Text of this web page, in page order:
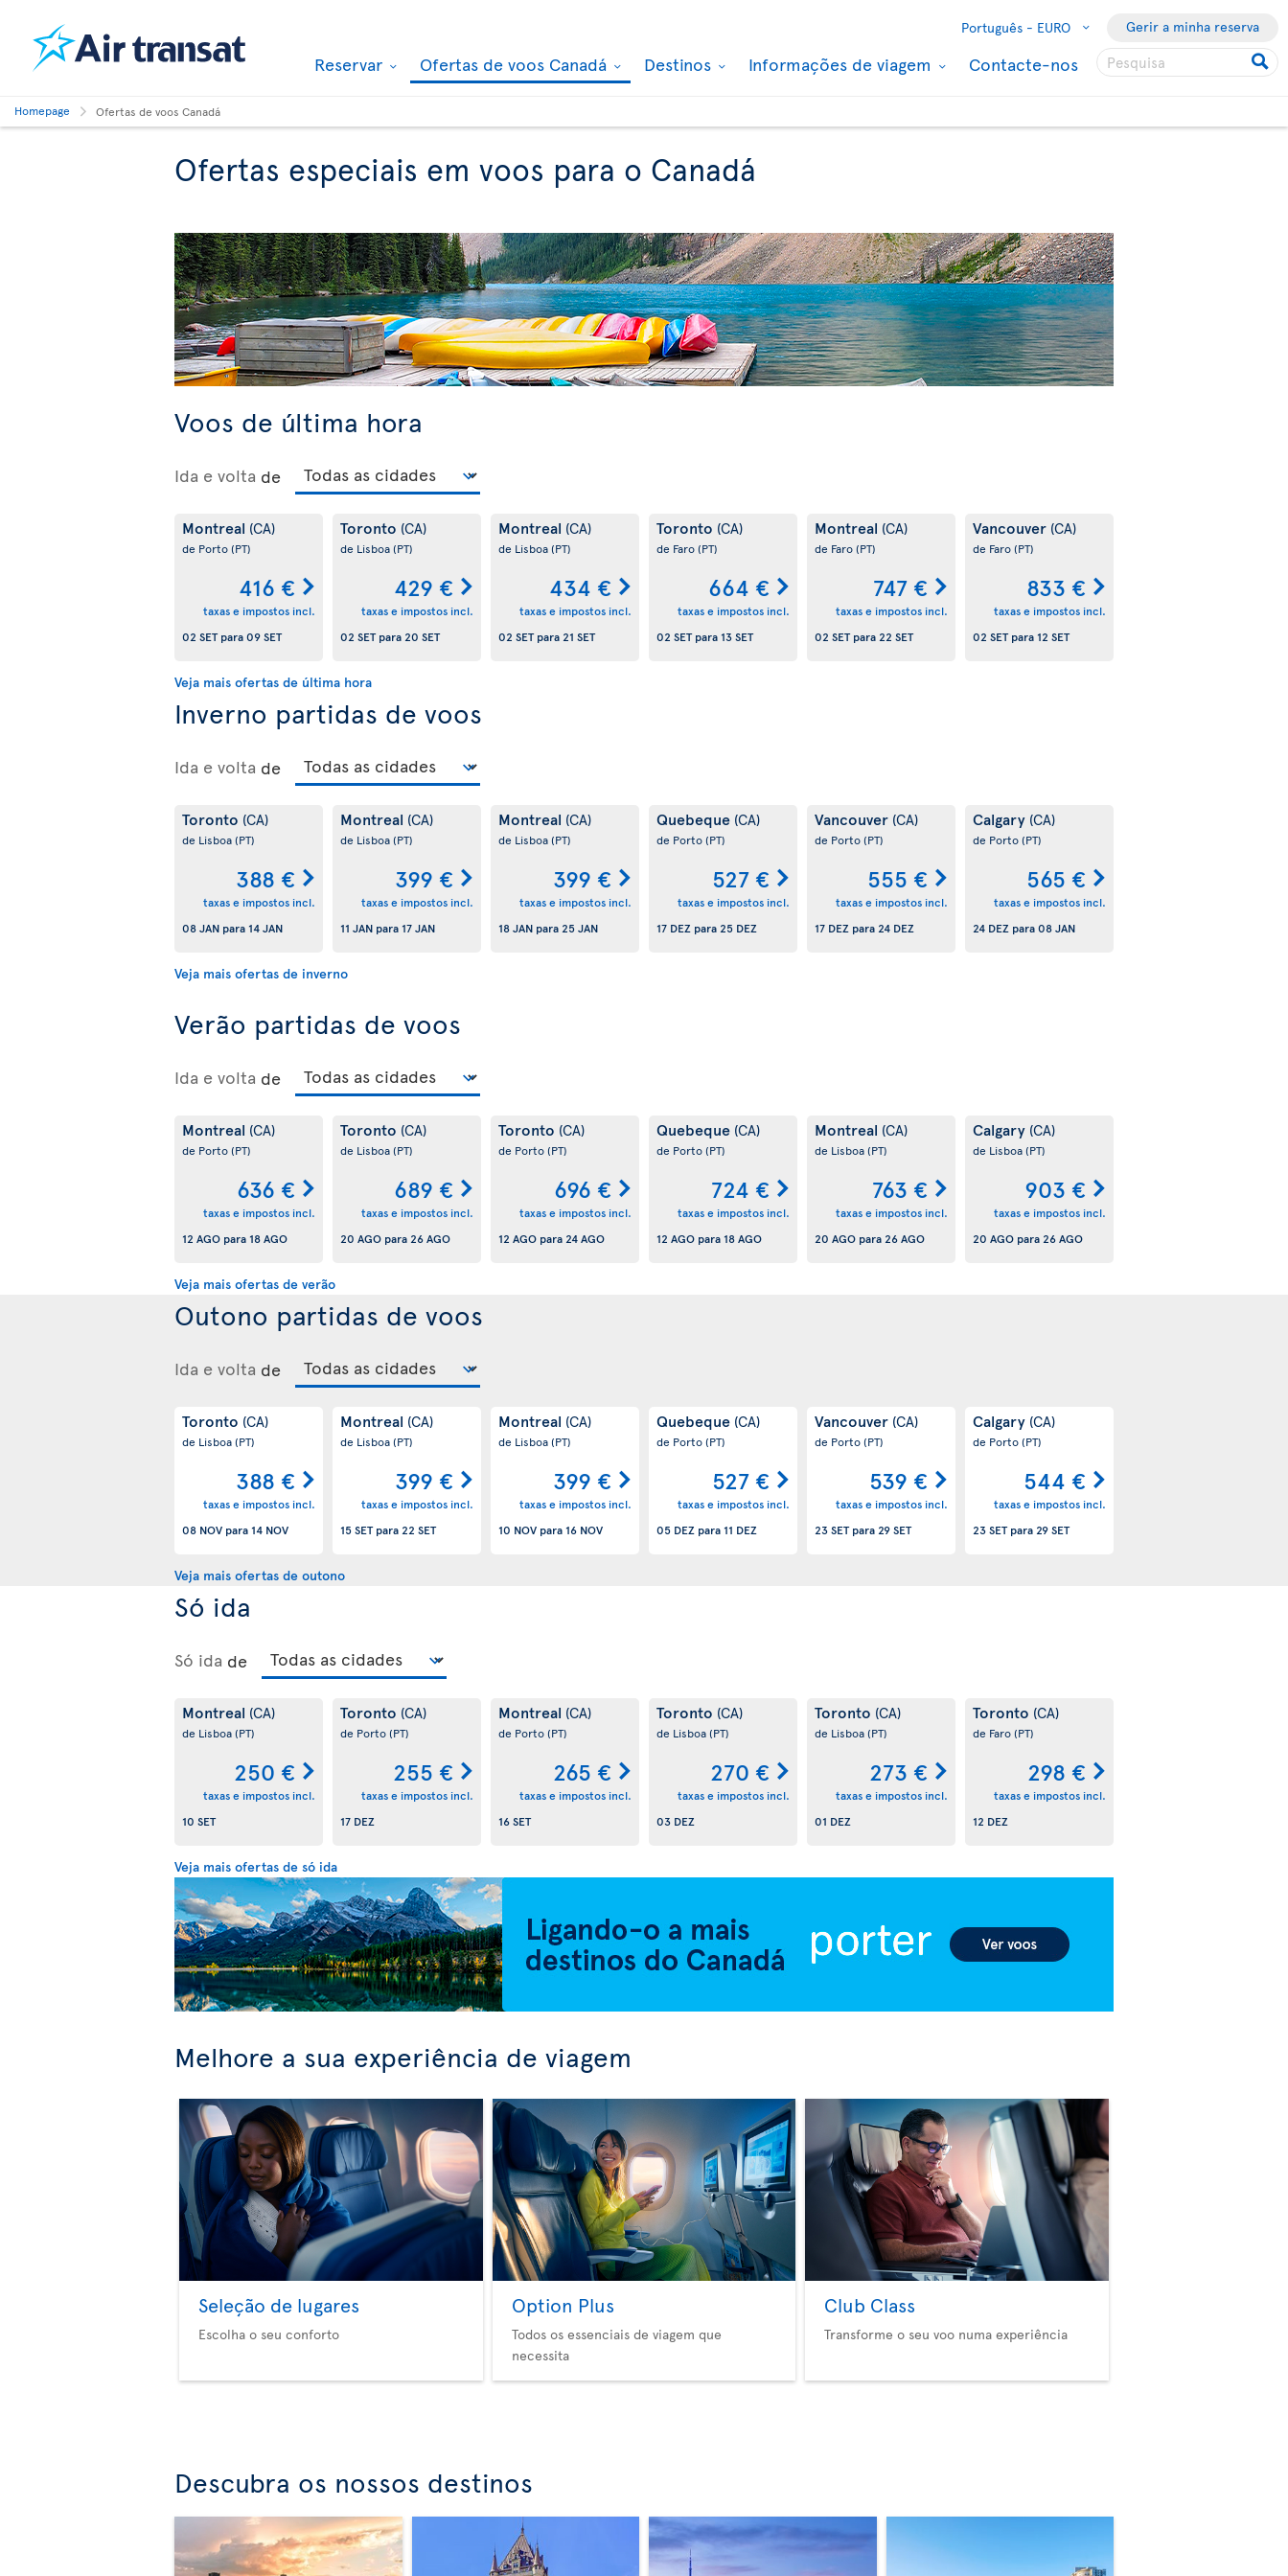
Português - EURO Gerir a minha reserva
Reservar Ofertas de voos Canadá Destinos Informações de viagem Contacte-nos
Homepage Ofertas de voos Canadá
Ofertas especiais em voos para o Canadá
Voos de última hora
Ida e volta de
Montreal (CA)
de Porto(PT)
416 €
taxas e impostos incl.
02 SETpara09 SET
Toronto (CA)
de Lisboa(PT)
429 €
taxas e impostos incl.
02 SETpara20 SET
Montreal (CA)
de Lisboa(PT)
434 €
taxas e impostos incl.
02 SETpara21 SET
Toronto (CA)
de Faro(PT)
664 €
taxas e impostos incl.
02 SETpara 13 SET
Montreal (CA)
de Faro(PT)
747 €
taxas e impostos incl.
02 SETpara22 SET
Vancouver (CA)
de Faro(PT)
833 €
taxas e impostos incl.
02 SETpara 12 SET
Veja mais ofertas de última hora
Inverno partidas de voos
Ida e volta de
Toronto (CA)
de Lisboa(PT)
388 €
taxas e impostos incl.
08 JAN para 14 JAN
Montreal (CA)
de Lisboa(PT)
399 €
taxas e impostos incl.
11 JANpara 17 JAN
Montreal (CA)
de Lisboa(PT)
399 €
taxas e impostos incl.
18 JANpara25 JAN
Quebeque (CA)
de Porto(PT)
527 €
taxas e impostos incl.
17 DEZpara25 DEZ
Vancouver (CA)
de Porto(PT)
555 €
taxas e impostos incl.
17 DEZpara24 DEZ
Calgary (CA)
de Porto(PT)
565 €
taxas e impostos incl.
24 DEZpara08 JAN
Veja mais ofertas de inverno
Verão partidas de voos
Ida e volta de
Montreal (CA)
de Porto(PT)
636 €
taxas e impostos incl.
12 AGO para 18 AGO
Toronto (CA)
de Lisboa(PT)
689 €
taxas e impostos incl.
20 AGOpara26 AGO
Toronto (CA)
de Porto(PT)
696 €
taxas e impostos incl.
12 AGOpara24 AGO
Quebeque (CA)
de Porto(PT)
724 €
taxas e impostos incl.
12 AGOpara 18 AGO
Montreal (CA)
de Lisboa(PT)
763 €
taxas e impostos incl.
20 AGOpara26 AGO
Calgary (CA)
de Lisboa(PT)
903 €
taxas e impostos incl.
20 AGOpara26 AGO
Veja mais ofertas de verão
Outono partidas de voos
Ida e volta de
Toronto (CA)
de Lisboa(PT)
388 €
taxas e impostos incl.
08 NOV para14 NOV
Montreal (CA)
de Lisboa(PT)
399 €
taxas e impostos incl.
15 SETpara22 SET
Montreal (CA)
de Lisboa(PT)
399 €
taxas e impostos incl.
10 NOVpara16 NOV
Quebeque (CA)
de Porto(PT)
527 €
taxas e impostos incl.
05 DEZpara11 DEZ
Vancouver (CA)
de Porto(PT)
539 €
taxas e impostos incl.
23 SETpara29 SET
Calgary (CA)
de Porto(PT)
544 €
taxas e impostos incl.
23 SETpara29 SET
Veja mais ofertas de outono
Só ida
Só ida de
Montreal (CA)
de Lisboa(PT)
250 €
taxas e impostos incl.
10 SET
Toronto (CA)
de Porto(PT)
255 €
taxas e impostos incl.
17 DEZ
Montreal (CA)
de Porto(PT)
265 €
taxas e impostos incl.
16 SET
Toronto (CA)
de Lisboa(PT)
270 €
taxas e impostos incl.
03 DEZ
Toronto (CA)
de Lisboa(PT)
273 €
taxas e impostos incl.
01 DEZ
Toronto (CA)
de Faro(PT)
298 €
taxas e impostos incl.
12 DEZ
Veja mais ofertas de só ida
Melhore a sua experiência de viagem
Seleção de lugares
Escolha o seu conforto
Option Plus
Todos os essenciais de viagem que
necessita
Club Class
Transforme o seu voo numa experiência
Descubra os nossos destinos